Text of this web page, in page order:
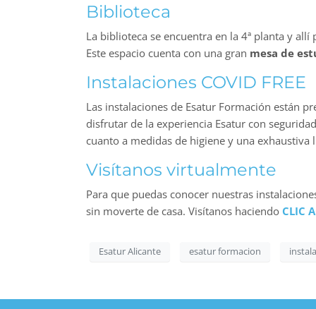
Biblioteca
La biblioteca se encuentra en la 4ª planta y
Este espacio cuenta con una gran mesa de
Instalaciones COVID FREE
Las instalaciones de Esatur Formación están
disfrutar de la experiencia Esatur con
cuanto a medidas de higiene y una exhaustiva
Visítanos virtualmente
Para que puedas conocer nuestras
sin moverte de casa. Visítanos haciendo CLIC
Esatur Alicante esatur formacion